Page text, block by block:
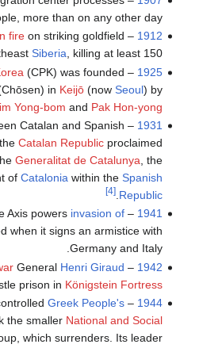
more than on any other day.
1912
–
fireon striking goldfield
Siberia, killing at least 150.
1925
– The
(CPK) was founded
in Keijō(now Seoul) by
Yong-bom and Pak Hon-yong
1931
Catalan and Spanish
Catalan Republicproclaimed
Generalitat de Catalunya , the
of Catalonia within the Spanish
Republic
.
[4]
1941
–
Axis powers invasion of
when it signs an armistice with
Germany and Italy.
1942
– French
General Henri Giraud
prison in Königstein Fortress
1944
– Forces of the Communist-controlled
Greek People's
the smaller National and Social
which surrenders. Its leader